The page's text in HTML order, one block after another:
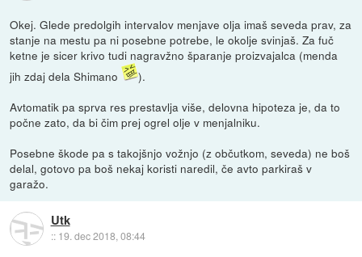
Okej. Glede predolgih intervalov menjave olja imaš seveda prav, za
stanje na mestu pa ni posebne potrebe, le okolje svinjaš. Za fuč
ketne je sicer krivo tudi nagravžno šparanje proizvajalca (menda
jih zdaj dela Shimano
).
Avtomatik pa sprva res prestavlja više, delovna hipoteza je, da to
počne zato, da bi čim prej ogrel olje v menjalniku.
Posebne škode pa s takojšnjo vožnjo (z občutkom, seveda) ne boš
delal, gotovo pa boš nekaj koristi naredil, če avto parkiraš v
garažo.
Utk
:: 19. dec 2018, 08:44